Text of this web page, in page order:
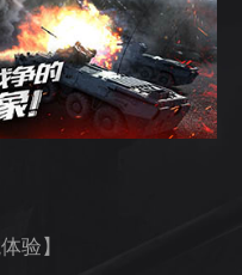
验】